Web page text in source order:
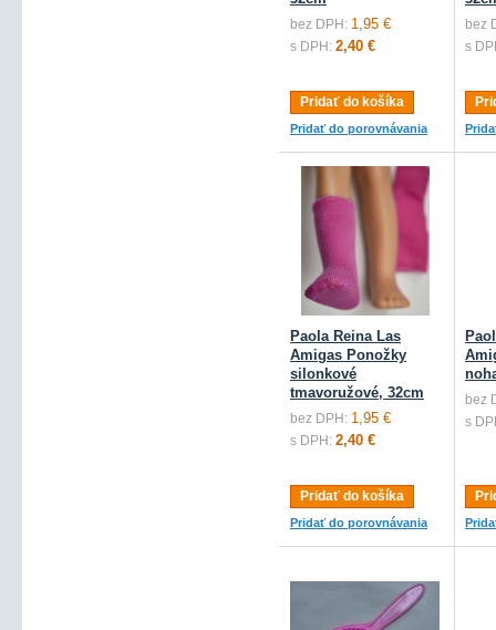
bez DPH: 1,95 €
s DPH: 2,40 €
Pridať do košíka
Pridať do porovnávania
bez
s
Paola Reina Las
Amigas Ponožky
silonkové
tmavoružové, 32cm
bez DPH: 1,95 €
s DPH: 2,40 €
Pridať do košíka
Pridať do porovnávania
bez
s